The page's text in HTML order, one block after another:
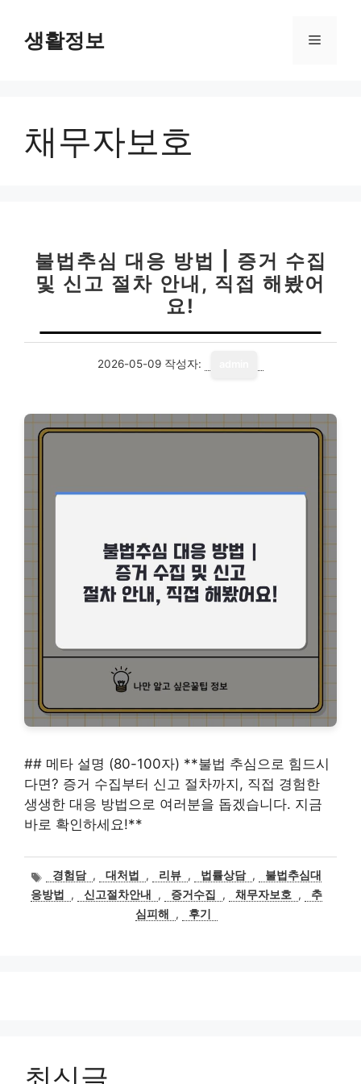
생활정보 메
채무자보호
불법추심 대응 방법 | 증거 수집
및 신고 절차 안내, 직접 해봤어
요!
2026-05-09 작성자:
## 메타 설명 (80-100자) **불법 추심으로 힘드시
다면? 증거 수집부터 신고 절차까지, 직접 경험한
생생한 대응 방법으로 여러분을 돕겠습니다. 지금
바로 확인하세요!**
태
그
경험담 , 대처법 , 리뷰 , 법률상담 ,
불법추심대
응방법
, 신고절차안내 , 증거수집 , 채무자보호 ,
추
심피해
, 후기